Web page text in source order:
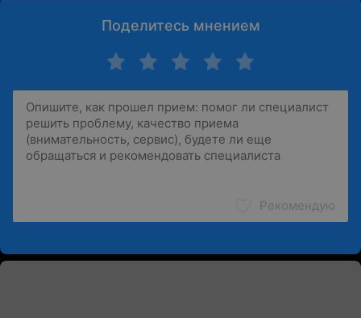
Поделитесь мнением
Рекомендую